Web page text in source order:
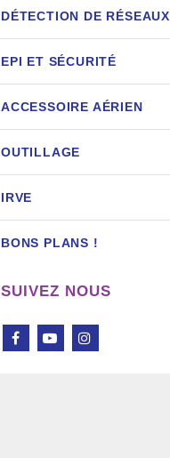
DÉTECTION DE RÉSEAUX
EPI ET SÉCURITÉ
ACCESSOIRE AÉRIEN
OUTILLAGE
IRVE
BONS PLANS !
SUIVEZ NOUS